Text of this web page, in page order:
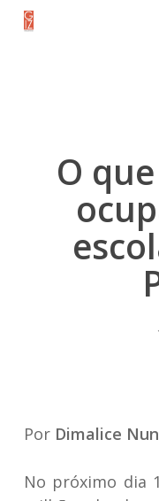
Skip
O
Por Dimalice
No próximo dia